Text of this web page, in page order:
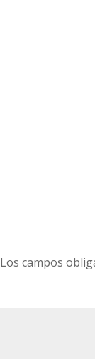
Los campos